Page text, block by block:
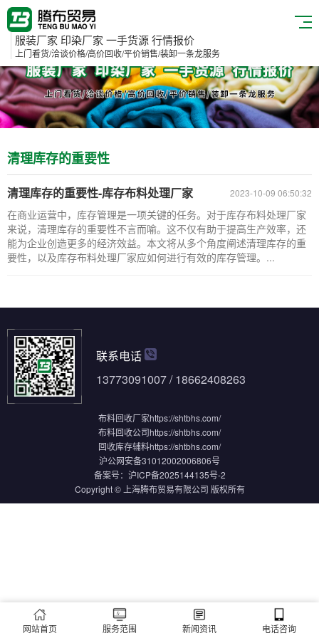
服装厂家 印染厂家 一手货源 行情报价
上门看货/洽谈价格/高价回收/平价销售/装卸一条龙服务
清理库存的重要性
2023-10-09 06:50:32
清理库存的重要性-库存布料处理厂家
在商业运营中，库存管理是一项关键的任务。对于库存布料处理厂家
来说，清理库存的重要性不言而喻。这不仅有助于提高生产效率，还
能为企业创造更多的经济效益。本文将从多个角度阐述清理库存的重
要性，以及库存布料处理厂家应如何进行有效的库存管理。...
联系电话
13773091007 / 18662408263
布料回收厂家https://shtbhs.com/
布料回收公司https://shtbhs.com/
回收库存辅料https://shtbhs.com/
沪公网安备31012002006806号
备案号： 沪ICP备2025144135号-2
Copyright © 上海腾布贸易有限公司 版权所有
网站首页 服务范围 新闻资讯 电话咨询